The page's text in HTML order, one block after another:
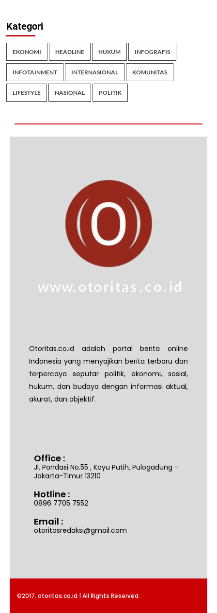
Kategori
EKONOMI HEADLINE HUKUM INFOGRAFIS
INFOTAINMENT INTERNASIONAL KOMUNITAS
LIFESTYLE NASIONAL POLITIK
Otoritas.co.id adalah portal berita online
Indonesia yang menyajikan berita terbaru dan
terpercaya seputar politik, ekonomi, sosial,
hukum, dan budaya dengan informasi aktual,
akurat, dan objektif.
Office :
Jl. Pondasi No.55 , Kayu Putih, Pulogadung –
Jakarta-Timur 13210
Hotline :
0896 7705 7552
Email :
otoritasredaksi@gmail.com
©2017. otoritas.co.id | All Rights Reserved.